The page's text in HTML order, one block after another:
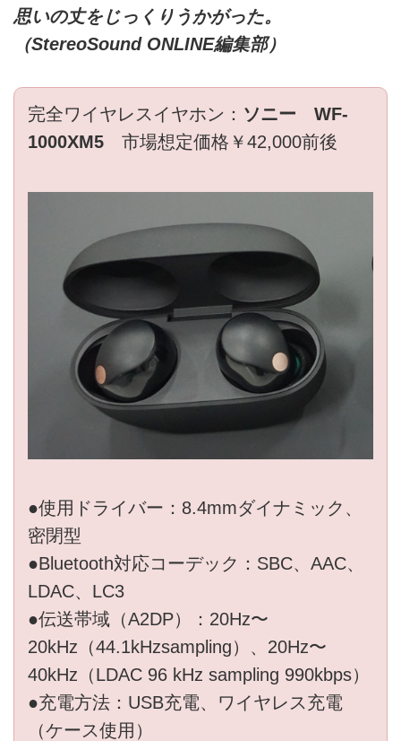
思いの丈をじっくりうかがった。
（StereoSound ONLINE編集部）
完全ワイヤレスイヤホン： ソニー WF-
1000XM5市場想定価格￥42,000前後
●使用ドライバー：8.4mmダイナミック、
密閉型
●Bluetooth対応コーデック：SBC、AAC、
LDAC、LC3
●伝送帯域（A2DP）：20Hz〜
20kHz（44.1kHzsampling）、20Hz〜
40kHz（LDAC 96 kHz sampling 990kbps）
●充電方法：USB充電、ワイヤレス充電
（ケース使用）